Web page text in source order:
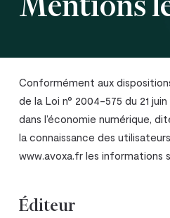
Mentions
Conformément aux
de la Loi n° 2004-575 du 21
dans l’économie numérique,
la connaissance des
www.avoxa.fr les informations
Éditeur